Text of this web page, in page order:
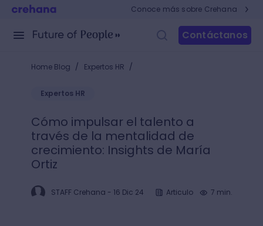
Conoce más sobre Crehana
Contáctanos
Home Blog / Expertos HR /
Expertos HR
Cómo impulsar el talento a
través de la mentalidad de
crecimiento: Insights de María
Ortiz
STAFF Crehana - 16 Dic 24 Articulo 7 min.